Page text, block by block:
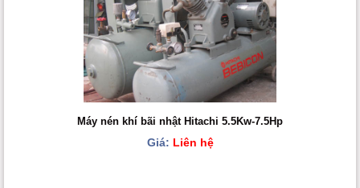
Máy nén khí bãi nhật Hitachi 5.5Kw-7.5Hp
Giá: Liên hệ